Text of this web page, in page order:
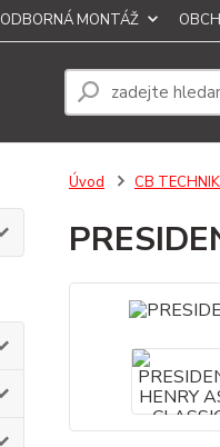
ODBORNÁ MONTÁŽ
Úvod CB